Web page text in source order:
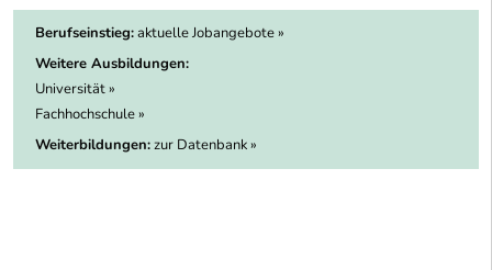
Berufseinstieg:aktuelle Jobangebote »
Weitere Ausbildungen:
Universität »
Fachhochschule »
Weiterbildungen:zur Datenbank »